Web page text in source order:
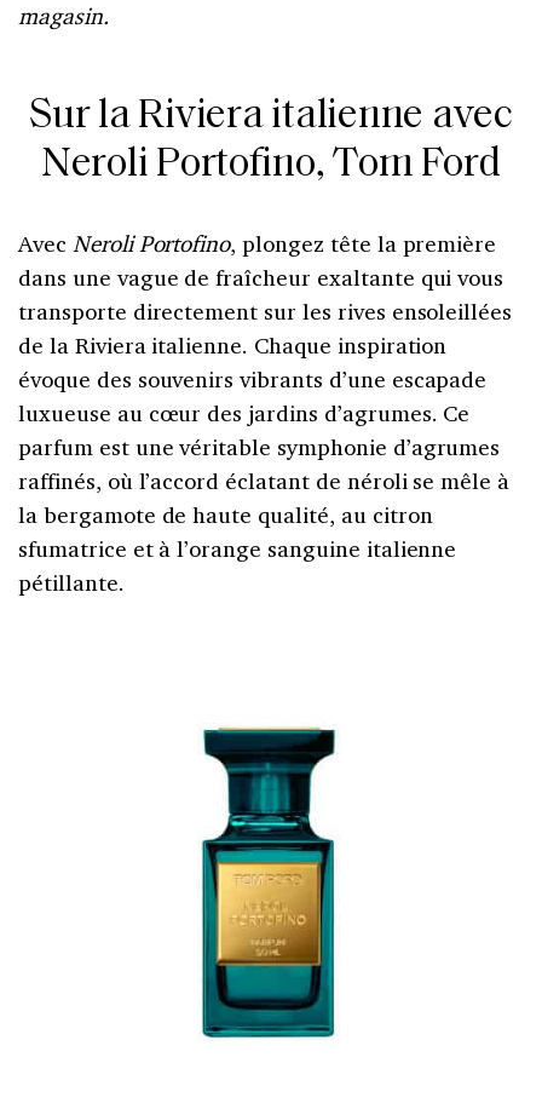
magasin.
Sur la Riviera italienne avec
Neroli Portofino, Tom Ford
Avec Neroli Portofino, plongez tête la première
dans une vague de fraîcheur exaltante qui vous
transporte directement sur les rives ensoleillées
de la Riviera italienne. Chaque inspiration
évoque des souvenirs vibrants d’une escapade
luxueuse au cœur des jardins d’agrumes. Ce
parfum est une véritable symphonie d’agrumes
raffinés, où l’accord éclatant de néroli se mêle à
la bergamote de haute qualité, au citron
sfumatrice et à l’orange sanguine italienne
pétillante.